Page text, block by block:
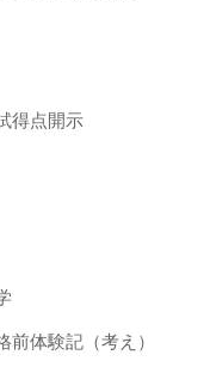
得点開示
前体験記（考え）